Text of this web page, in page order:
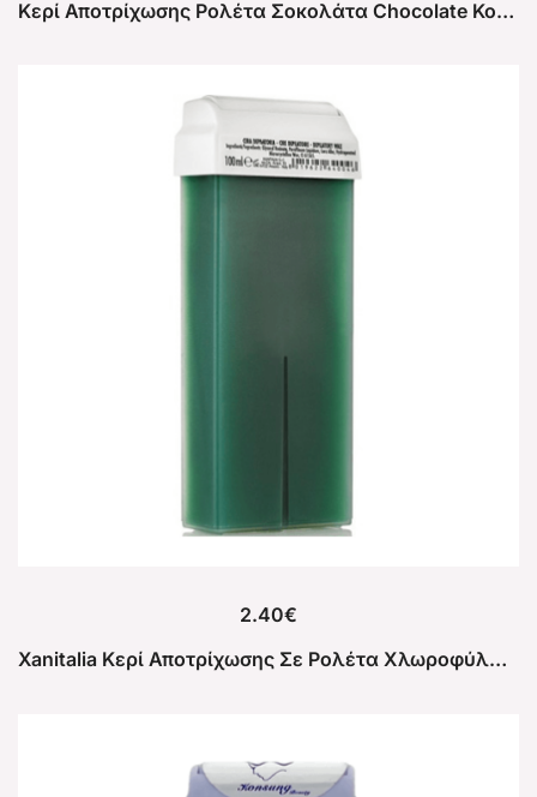
Κερί Αποτρίχωσης Ρολέτα Σοκολάτα Chocolate Konsung Water soluble 150g
2.40€
Xanitalia Κερί Αποτρίχωσης Σε Ρολέτα Χλωροφύλλη 100ml